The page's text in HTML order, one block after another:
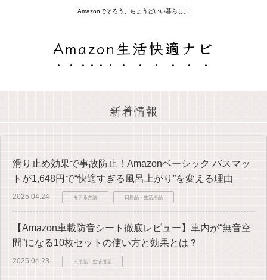
Amazonでそろう、ちょうどいい暮らし。
Amazon生活快適ナビ
新着情報
滑り止め効果で事故防止！Amazonベーシック バスマッ
トが1,648円で“快適すぎる風呂上がり”を変える理由
2025.04.24 モテる方法 日用品・生活用品
【Amazon車載防音シート徹底レビュー】車内が“無音空
間”になる10枚セットの使い方と効果とは？
2025.04.23 日用品・生活用品